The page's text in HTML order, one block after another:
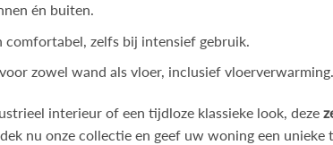
én buiten.
comfortabel, zelfs bij intensief gebruik.
zowel wand als vloer, inclusief vloerverwarming.
interieur of een tijdloze klassieke look, deze
nu onze collectie en geef uw woning een unieke